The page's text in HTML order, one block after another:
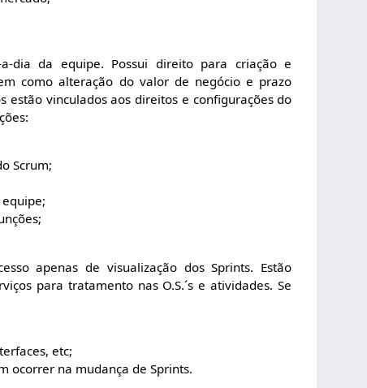
da equipe. Possui direito para criação e
como alteração do valor de negócio e prazo
estão vinculados aos direitos e configurações do
Scrum;
apenas de visualização dos Sprints. Estão
para tratamento nas O.S.´s e atividades. Se
etc;
ocorrer na mudança de Sprints.